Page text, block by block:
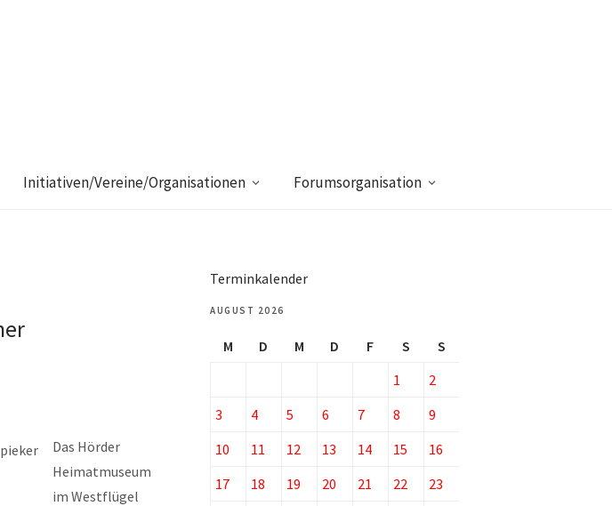
Initiativen/Vereine/Organisationen Forumsorganisation
Das Hörder
Heimatmuseum
im Westflügel
Terminkalender
AUGUST 2026
M D M D F S
S
1
2
3
4 5 6 7 8
9
10
11 12 13 14 15
16
17
18 19 20 21 22
23